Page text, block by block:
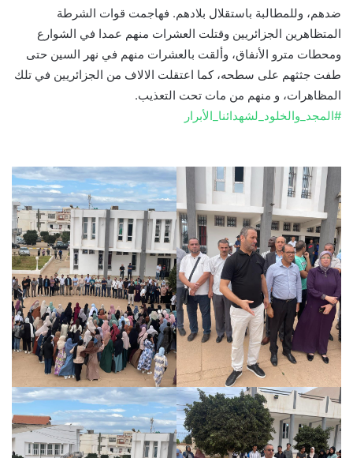
ضدهم، وللمطالبة باستقلال بلادهم. فهاجمت قوات الشرطة
المتظاهرين الجزائريين وقتلت العشرات منهم عمدا في الشوارع
ومحطات مترو الأنفاق، وألقت بالعشرات منهم في نهر السين حتى
طفت جثثهم على سطحه، كما اعتقلت الالاف من الجزائريين في تلك
المظاهرات، و منهم من مات تحت التعذيب.
#المجد_والخلود_لشهدائنا_الأبرار